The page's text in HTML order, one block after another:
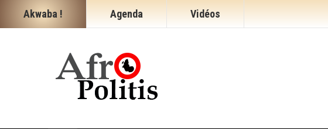
Akwaba ! Agenda Vidéos